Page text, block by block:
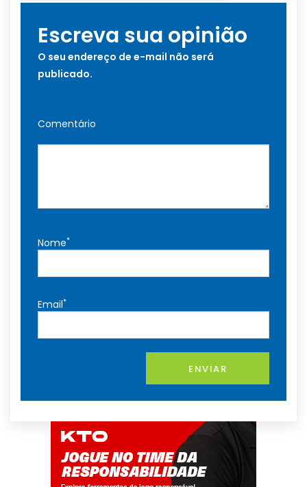
Escreva sua opinião
O seu endereço de e-mail não será
publicado.
Comentário
Nome*
Email*
ENVIAR